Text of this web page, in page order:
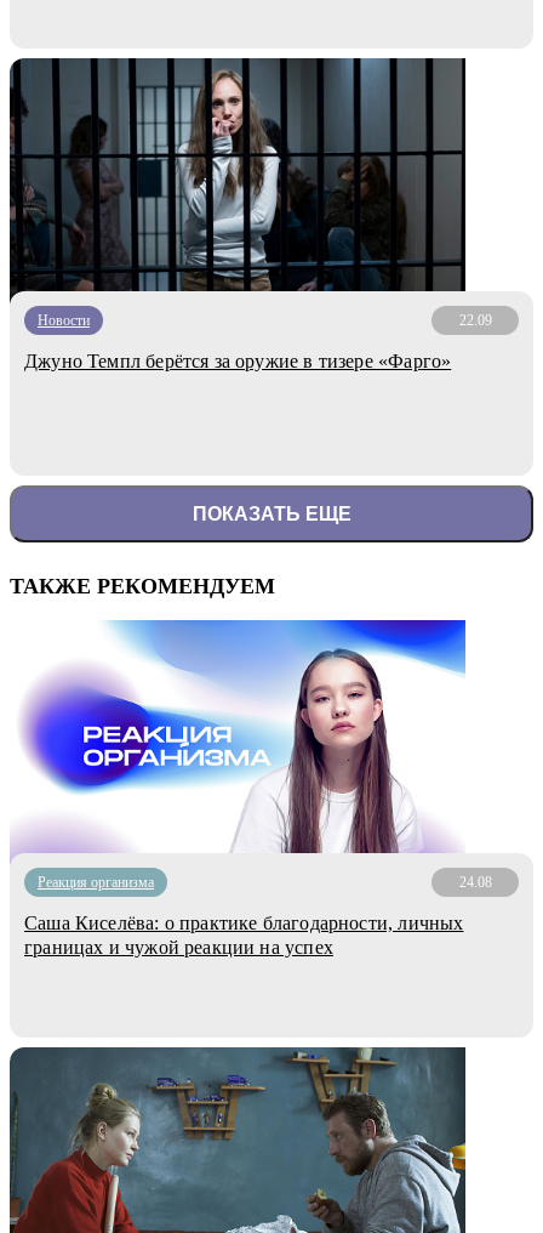
Новости 22.09
Джуно Темпл берётся за оружие в тизере «Фарго»
ПОКАЗАТЬ ЕЩЕ
ТАКЖЕ РЕКОМЕНДУЕМ
Реакция организма 24.08
Саша Киселёва: о практике благодарности, личных
границах и чужой реакции на успех